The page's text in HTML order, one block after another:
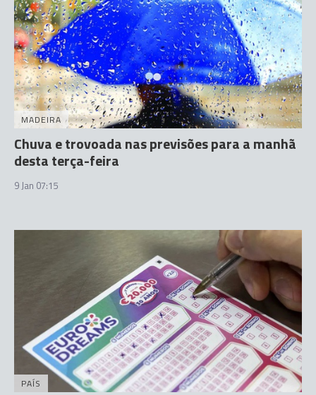
MADEIRA
Chuva e trovoada nas previsões para a manhã
desta terça-feira
9 Jan 07:15
PAÍS